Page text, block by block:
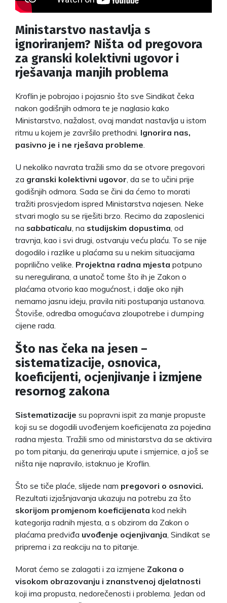
Ministarstvo nastavlja s
ignoriranjem? Ništa od pregovora
za granski kolektivni ugovor i
rješavanja manjih problema
Kroflin je pobrojao i pojasnio što sve Sindikat čeka
nakon godišnjih odmora te je naglasio kako
Ministarstvo, nažalost, ovaj mandat nastavlja u istom
ritmu u kojem je završilo prethodni. Ignorira nas,
pasivno je i ne rješava probleme
U nekoliko navrata tražili smo da se otvore pregovori
za granski kolektivni ugovor , da se to učini prije
godišnjih odmora. Sada se čini da ćemo to morati
tražiti prosvjedom ispred Ministarstva najesen. Neke
stvari moglo su se riješiti brzo. Recimo da zaposlenici
na sabbaticalu , na studijskim dopustima , od
travnja, kao i svi drugi, ostvaruju veću plaću. To se nije
dogodilo i razlike u plaćama su u nekim situacijama
poprilično velike. Projektna radna mjesta potpuno
su neregulirana, a unatoč tome što ih je Zakon o
plaćama otvorio kao mogućnost, i dalje oko njih
nemamo jasnu ideju, pravila niti postupanja ustanova.
Štoviše, odredba omogućava zloupotrebe i dumping
cijene rada.
Što nas čeka na jesen –
sistematizacije, osnovica,
koeficijenti, ocjenjivanje i izmjene
resornog zakona
Sistematizacije su popravni ispit za manje propuste
koji su se dogodili uvođenjem koeficijenata za pojedina
radna mjesta. Tražili smo od ministarstva da se aktivira
po tom pitanju, da generiraju upute i smjernice, a još se
ništa nije napravilo, istaknuo je Kroflin.
Što se tiče plaće, slijede nam pregovori o osnovici.
Rezultati izjašnjavanja ukazuju na potrebu za što
skorijom promjenom koeficijenata kod nekih
kategorija radnih mjesta, a s obzirom da Zakon o
plaćama predviđa uvođenje ocjenjivanja , Sindikat se
priprema i za reakciju na to pitanje.
Morat ćemo se zalagati i za izmjene Zakona o
visokom obrazovanju i znanstvenoj djelatnosti
koji ima propusta, nedorečenosti i problema. Jedan od